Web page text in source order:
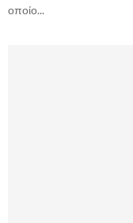
οποίο...